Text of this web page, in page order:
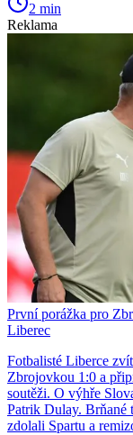
2 min
Reklama
První porážka pro
Liberec
Fotbalisté Liberce
Zbrojovkou 1:0 a
soutěži. O výhře
Patrik Dulay. Brňané
zdolali Spartu a